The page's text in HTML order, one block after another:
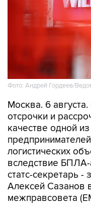
Фото: Андрей Гордеев/
Москва. 6
отсрочки и
качестве одной
логистических
вследствие
статс-секретарь
Алексей Сазанов
межправсовета